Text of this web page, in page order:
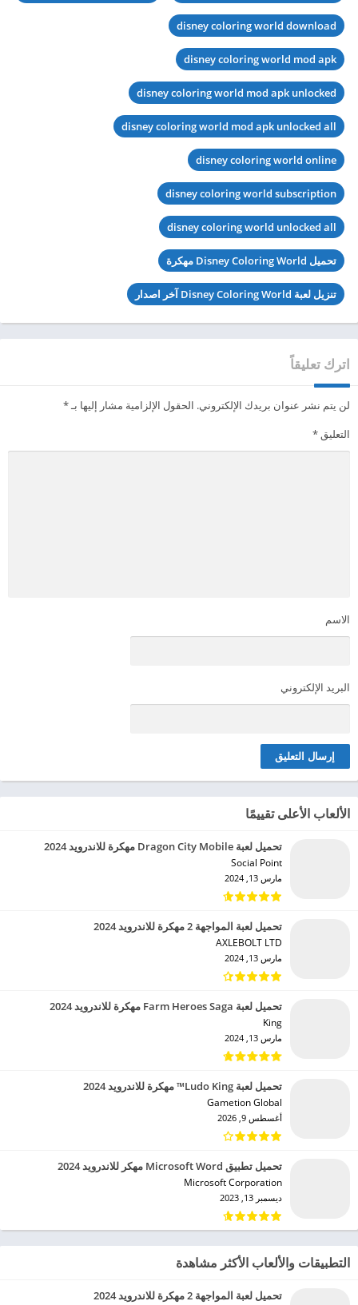
disney coloring world download
disney coloring world mod apk
disney coloring world mod apk unlocked
disney coloring world mod apk unlocked all
disney coloring world online
disney coloring world subscription
disney coloring world unlocked all
تحميل Disney Coloring World مهكرة
تنزيل لعبة Disney Coloring World آخر اصدار
اترك تعليقاً
لن يتم نشر عنوان بريدك الإلكتروني. الحقول الإلزامية مشار إليها بـ*
التعليق*
الاسم
البريد الإلكتروني
الألعاب الأعلى تقييمًا
تحميل لعبة Dragon City Mobile مهكرة للاندرويد 2024
Social Point‏
مارس 13, 2024
تحميل لعبة المواجهة 2 مهكرة للاندرويد 2024
AXLEBOLT LTD‏
مارس 13, 2024
تحميل لعبة Farm Heroes Saga مهكرة للاندرويد 2024
King‏
مارس 13, 2024
تحميل لعبة Ludo King™ مهكرة للاندرويد 2024
Gametion Global‏
أغسطس 9, 2026
تحميل تطبيق Microsoft Word مهكر للاندرويد 2024
Microsoft Corporation‏
ديسمبر 13, 2023
التطبيقات والألعاب الأكثر مشاهدة
تحميل لعبة المواجهة 2 مهكرة للاندرويد 2024